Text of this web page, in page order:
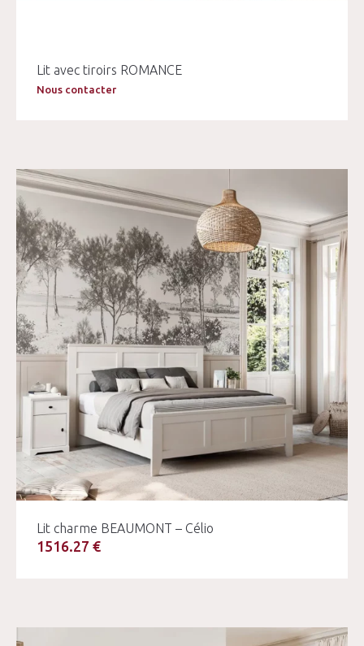
Lit avec tiroirs ROMANCE
Nous contacter
Lit charme BEAUMONT – Célio
1516.27 €